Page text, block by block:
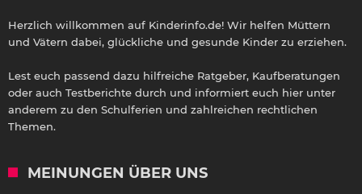
Herzlich willkommen auf Kinderinfo.de! Wir helfen Müttern
und Vätern dabei, glückliche und gesunde Kinder zu erziehen.
Lest euch passend dazu hilfreiche Ratgeber, Kaufberatungen
oder auch Testberichte durch und informiert euch hier unter
anderem zu den Schulferien und zahlreichen rechtlichen
Themen.
MEINUNGEN ÜBER UNS